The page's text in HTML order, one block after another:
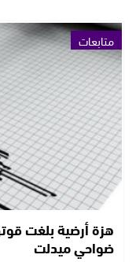
متابعات
ضواحي ميدلت